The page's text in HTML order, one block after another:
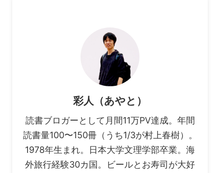
彩人（あやと）
読書ブロガーとして月間11万PV達成。年間
読書量100〜150冊（うち1/3が村上春樹）。
1978年生まれ。日本大学文理学部卒業。海
外旅行経験30カ国。ビールとお寿司が大好